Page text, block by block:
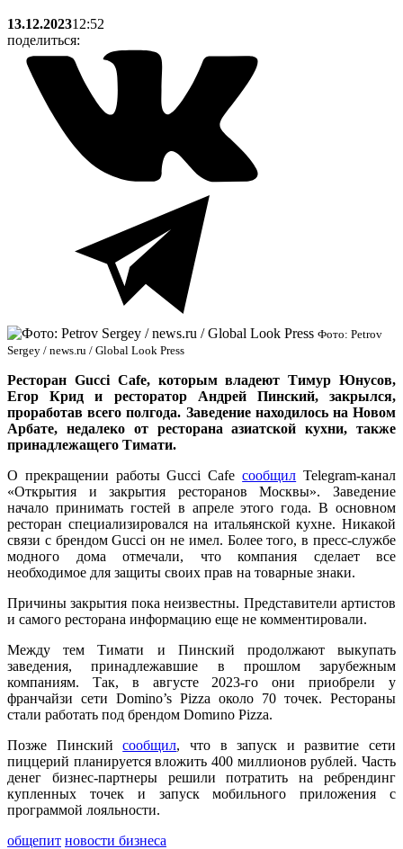
13.12.202312:52
поделиться:
Фото: Petrov
Sergey / news.ru / Global Look Press
Ресторан Gucci Cafe, которым владеют Тимур Юнусов,
Егор Крид и ресторатор Андрей Пинский, закрылся,
проработав всего полгода. Заведение находилось на Новом
Арбате, недалеко от ресторана азиатской кухни, также
принадлежащего Тимати.
О прекращении работы Gucci Cafeсообщил Telegram-канал
«Открытия и закрытия ресторанов Москвы». Заведение
начало принимать гостей в апреле этого года. В основном
ресторан специализировался на итальянской кухне. Никакой
связи с брендом Gucci он не имел. Более того, в пресс-службе
модного дома отмечали, что компания сделает все
необходимое для защиты своих прав на товарные знаки.
Причины закрытия пока неизвестны. Представители артистов
и самого ресторана информацию еще не комментировали.
Между тем Тимати и Пинский продолжают выкупать
заведения, принадлежавшие в прошлом зарубежным
компаниям. Так, в августе 2023-го они приобрели у
франчайзи сети Domino’s Pizza около 70 точек. Рестораны
стали работать под брендом Domиno Pizza.
Позже Пинскийсообщил, что в запуск и развитие сети
пиццерий планируется вложить 400 миллионов рублей. Часть
денег бизнес-партнеры решили потратить на ребрендинг
купленных точек и запуск мобильного приложения с
программой лояльности.
общепит новости бизнеса